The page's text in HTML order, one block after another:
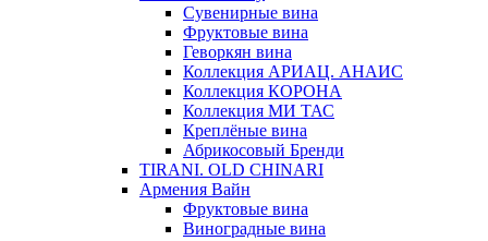
Сувенирные вина
Фруктовые вина
Геворкян вина
Коллекция АРИАЦ. АНАИС
Коллекция КОРОНА
Коллекция МИ ТАС
Креплёные вина
Абрикосовый Бренди
TIRANI. OLD CHINARI
Армения Вайн
Фруктовые вина
Виноградные вина